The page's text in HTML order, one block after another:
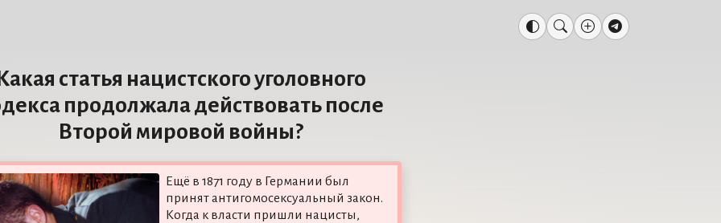
статья нацистского уголовного
продолжала действовать после
Второй мировой войны?
Ещё в 1871 году в Германии был
принят антигомосексуальный закон.
Когда к власти пришли нацисты,